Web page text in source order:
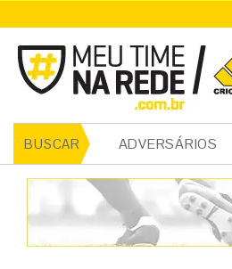
BUSCAR ADVERSÁRIOS